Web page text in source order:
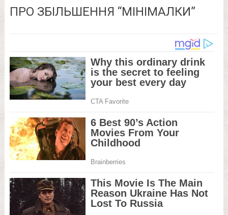
ПРО ЗБІЛЬШЕННЯ “МІНІМАЛКИ”